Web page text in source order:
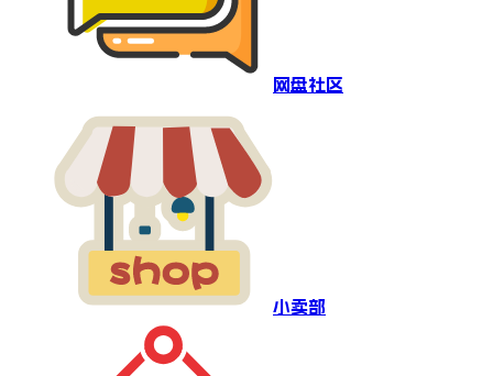
网盘社区
小卖部